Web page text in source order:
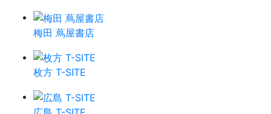
梅田 蔦屋書店
枚方 T-SITE